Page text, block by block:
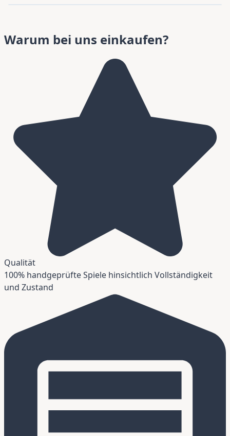
Warum bei uns einkaufen?
Qualität
100% handgeprüfte Spiele hinsichtlich Vollständigkeit
und Zustand